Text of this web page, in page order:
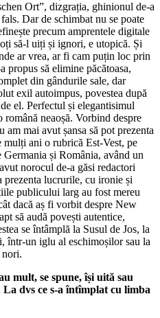
Ort”, dizgrația, ghinionul de-a
Dar de schimbat nu se poate
precum amprentele digitale
să-l uiți și ignori, e utopică. Și
ar vrea, ar fi cam puțin loc prin
propus să elimine păcătoasa,
din gândurile sale, dar
exil autoimpus, povestea după
el. Perfectul și elegantisimul
neaoșă. Vorbind despre
am mai avut șansa să pot prezenta
ani o rubrică Est-Vest, pe
și România, având un
norocul de-a găsi redactori
prezenta lucrurile, cu ironie și
publicului larg au fost mereu
dacă aș fi vorbit despre New
să audă povești autentice,
se întâmplă la Susul de Jos, la
într-un iglu al eschimoșilor sau la
nori.
mult, se spune, își uită sau
dvs ce s-a întîmplat cu limba